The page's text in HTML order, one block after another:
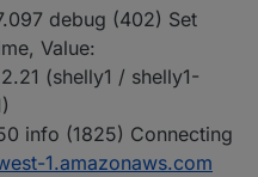
debug (402) Set
Value:
(shelly1 / shelly1-
info (1825) Connecting
1.amazonaws.com